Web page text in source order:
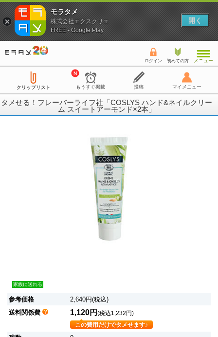
ログイン 初めての方 メニュー
クリップリスト もうすぐ掲載 投稿 マイメニュー
タメせる！フレーバーライフ社「COSLYS ハンド&ネイルクリー
ム スイートアーモンド×2本」
家族に送れる
参考価格
2,640円(税込)
送料関係費
1,120円 (税込1,232円)
この費用だけでタメせます♪
モラタメ
株式会社エクスクリエ
FREE - Google Play
開く